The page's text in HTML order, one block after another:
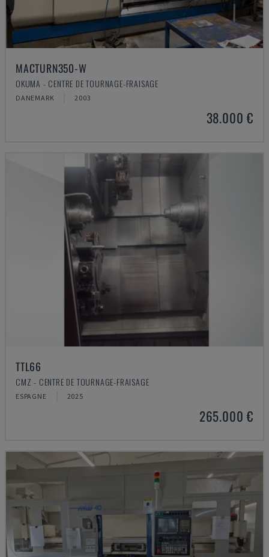
MACTURN350-W
OKUMA - CENTRE DE TOURNAGE-FRAISAGE
DANEMARK 2003
38.000 €
TTL66
CMZ - CENTRE DE TOURNAGE-FRAISAGE
ESPAGNE 2025
265.000 €